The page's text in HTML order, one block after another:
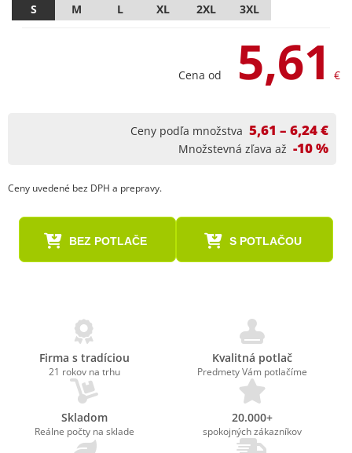
S M L XL 2XL 3XL
Cena od 5,61 €
Ceny podľa množstva 5,61 – 6,24 €
Množstevná zľava až -10 %
Ceny uvedené bez DPH a prepravy.
BEZ POTLAČE S POTLAČOU
Firma s tradíciou
21 rokov na trhu
Kvalitná potlač
Predmety Vám potlačíme
Skladom
Reálne počty na sklade
20.000+
spokojných zákazníkov